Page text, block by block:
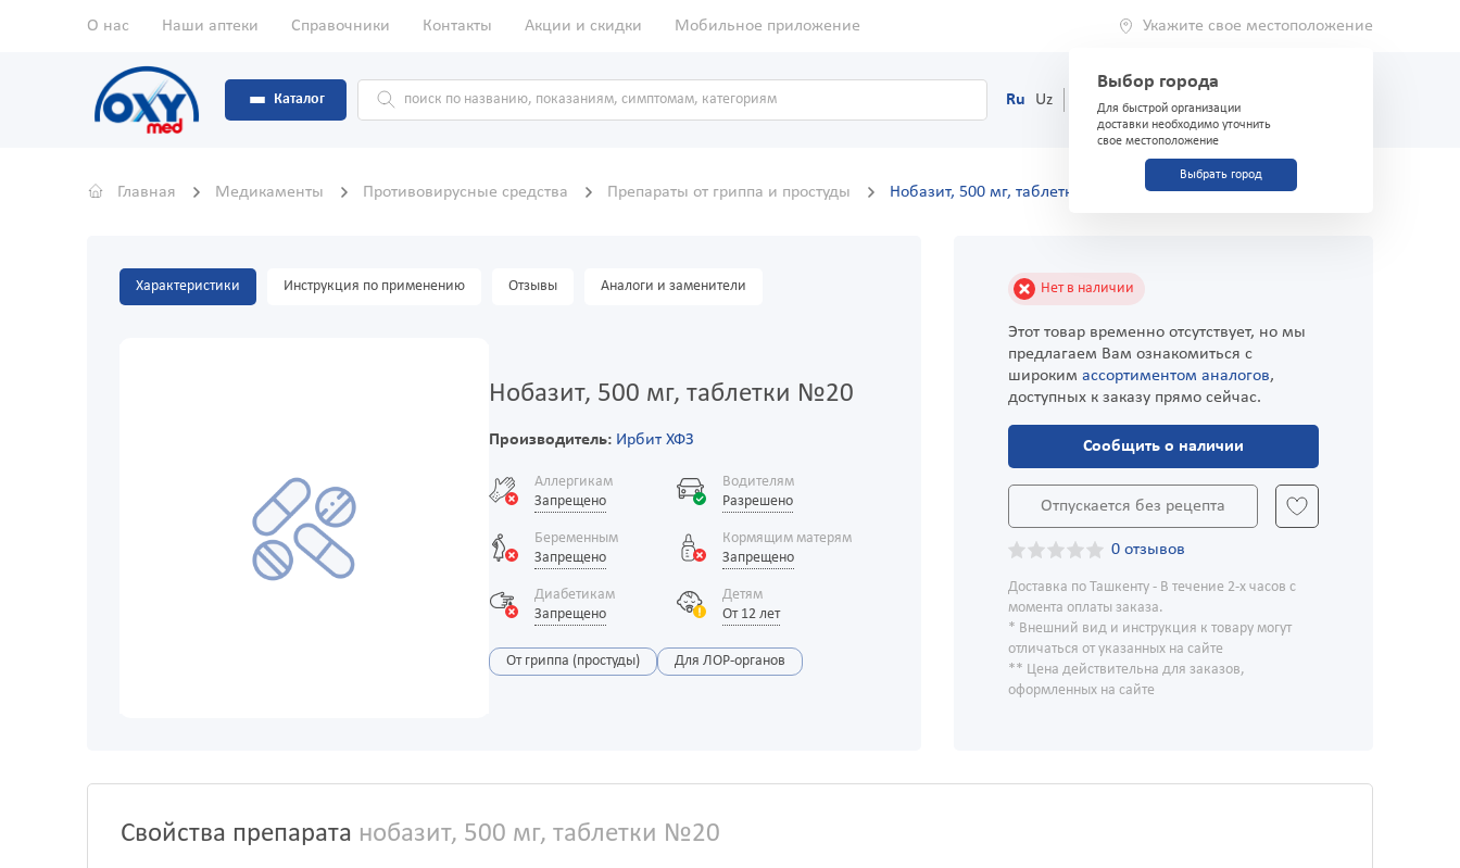
О нас Наши аптеки Справочники Контакты Акции и скидки Мобильное приложение Укажите свое местоположение
Выбор города
Для быстрой организации
доставки необходимо уточнить
свое местоположение
Выбрать город
Каталог Ru Uz (71) 200-03-03
Главная Медикаменты Противовирусные средства Препараты от гриппа и простуды Нобазит, 500 мг, таблетки №20
Характеристики Инструкция по применению Отзывы Аналоги и заменители
Нобазит, 500 мг, таблетки №20
Производитель: Ирбит ХФЗ
Аллергикам
Запрещено
Водителям
Разрешено
Беременным
Запрещено
Кормящим матерям
Запрещено
Диабетикам
Запрещено
Детям
От 12 лет
От гриппа (простуды) Для ЛОР-органов
Нет в наличии
Этот товар временно отсутствует, но мы
предлагаем Вам ознакомиться с
широким ассортиментом аналогов,
доступных к заказу прямо сейчас.
Сообщить о наличии
Отпускается без рецепта
0 отзывов
Доставка по Ташкенту - В течение 2-х часов с
момента оплаты заказа.
* Внешний вид и инструкция к товару могут
отличаться от указанных на сайте
** Цена действительна для заказов,
оформленных на сайте
Свойства препарата нобазит, 500 мг, таблетки №20